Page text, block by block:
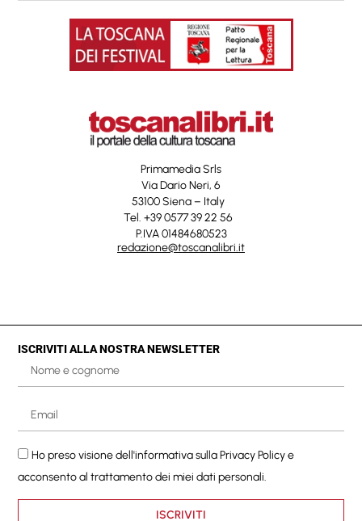
Primamedia Srls
Via Dario Neri, 6
53100 Siena – Italy
Tel. +39 0577 39 22 56
P.IVA 01484680523
redazione@toscanalibri.it
ISCRIVITI ALLA NOSTRA NEWSLETTER
Ho preso visione dell'informativa sullaPrivacy Policye
acconsento al trattamento dei miei dati personali.
ISCRIVITI